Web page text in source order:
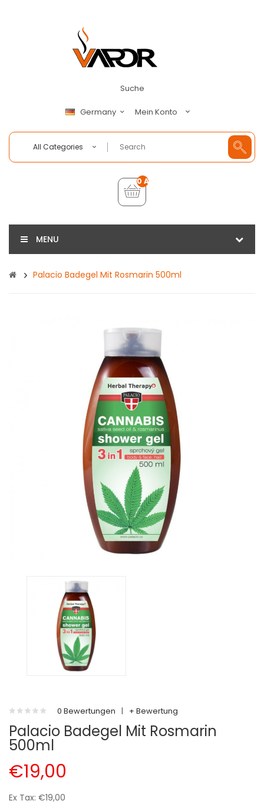
Suche
Germany Mein Konto
All Categories
0 Artikel - €0,00
MENU
Palacio Badegel Mit Rosmarin 500ml
0 Bewertungen | + Bewertung
Palacio Badegel Mit Rosmarin
500ml
€19,00
Ex Tax: €19,00